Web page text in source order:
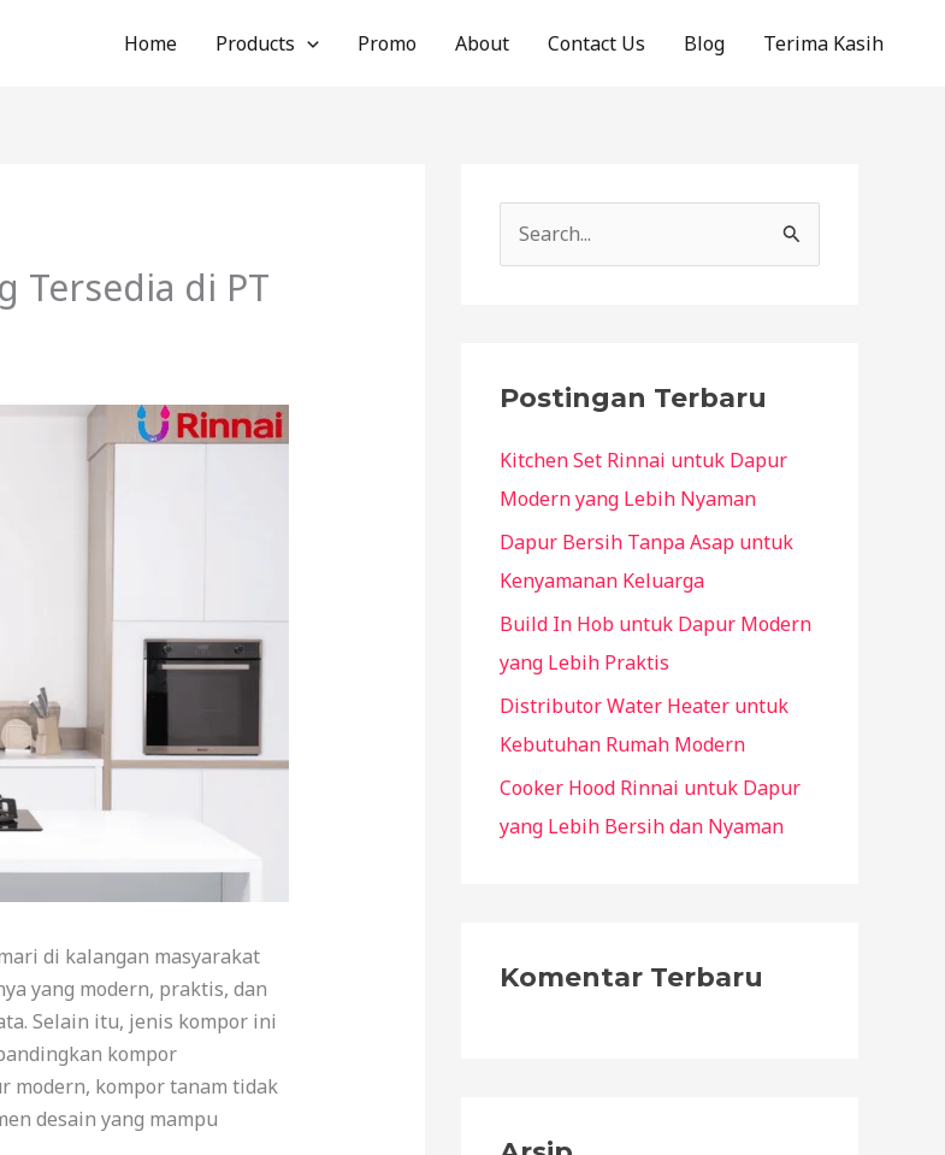
Home Products Promo About Contact Us Blog Terima Kasih
Tersedia di PT
di kalangan masyarakat
yang modern, praktis, dan
Selain itu, jenis kompor ini
kompor
modern, kompor tanam tidak
desain yang mampu
c
f
o
r
:
Postingan Terbaru
Kitchen Set Rinnai untuk Dapur
Modern yang Lebih Nyaman
Dapur Bersih Tanpa Asap untuk
Kenyamanan Keluarga
Build In Hob untuk Dapur Modern
yang Lebih Praktis
Distributor Water Heater untuk
Kebutuhan Rumah Modern
Cooker Hood Rinnai untuk Dapur
yang Lebih Bersih dan Nyaman
Komentar Terbaru